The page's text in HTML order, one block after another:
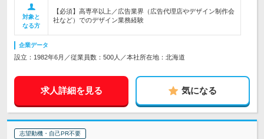
対象と
なる方
【必須】高専卒以上／広告業界（広告代理店やデザイン制作会
社など）でのデザイン業務経験
企業データ
設立：1982年6月／従業員数：500人／本社所在地：北海道
求人詳細を見る 気になる
志望動機・自己PR不要